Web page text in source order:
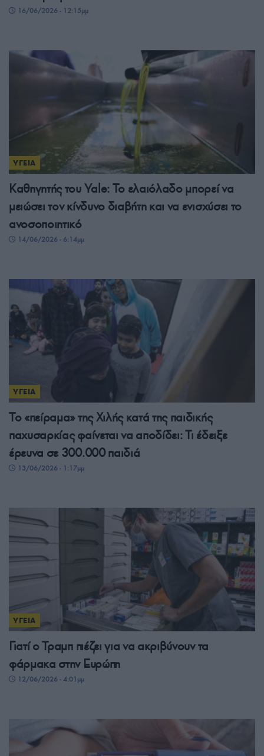
16/06/2026 - 12:15μμ
ΥΓΕΙΑ
Καθηγητής του Yale: Το ελαιόλαδο μπορεί να
μειώσει τον κίνδυνο διαβήτη και να ενισχύσει το
ανοσοποιητικό
14/06/2026 - 6:14μμ
ΥΓΕΙΑ
Το «πείραμα» της Χιλής κατά της παιδικής
παχυσαρκίας φαίνεται να αποδίδει: Τι έδειξε
έρευνα σε 300.000 παιδιά
13/06/2026 - 1:17μμ
ΥΓΕΙΑ
Γιατί ο Τραμπ πιέζει για να ακριβύνουν τα
φάρμακα στην Ευρώπη
12/06/2026 - 4:01μμ